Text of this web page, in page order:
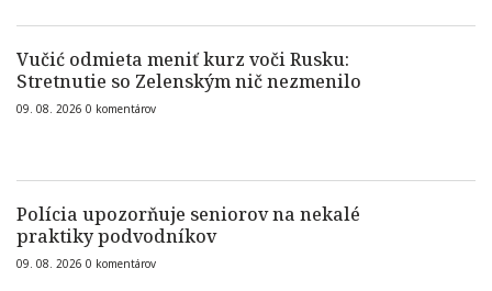
Vučić odmieta meniť kurz voči Rusku:
Stretnutie so Zelenským nič nezmenilo
09. 08. 2026 0 komentárov
Polícia upozorňuje seniorov na nekalé
praktiky podvodníkov
09. 08. 2026 0 komentárov